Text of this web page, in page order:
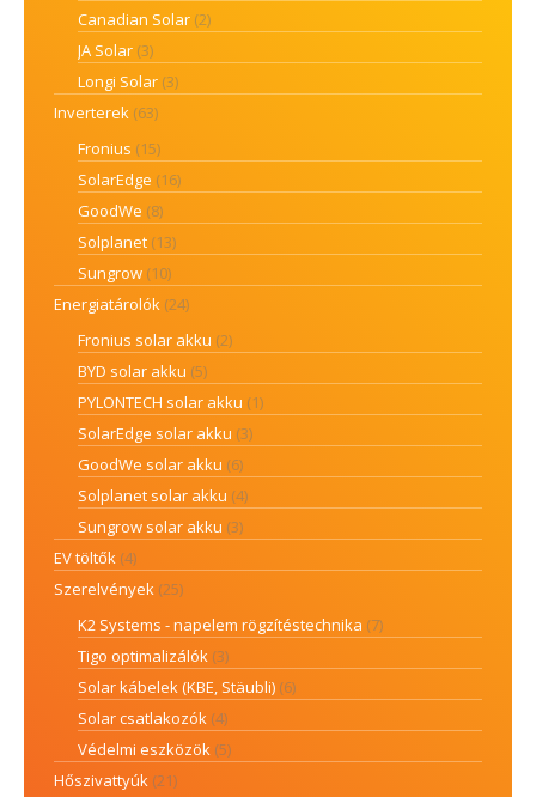
Canadian Solar (2)
JA Solar (3)
Longi Solar (3)
Inverterek (63)
Fronius (15)
SolarEdge (16)
GoodWe (8)
Solplanet (13)
Sungrow (10)
Energiatárolók (24)
Fronius solar akku (2)
BYD solar akku (5)
PYLONTECH solar akku (1)
SolarEdge solar akku (3)
GoodWe solar akku (6)
Solplanet solar akku (4)
Sungrow solar akku (3)
EV töltők (4)
Szerelvények (25)
K2 Systems - napelem rögzítéstechnika (7)
Tigo optimalizálók (3)
Solar kábelek (KBE, Stäubli) (6)
Solar csatlakozók (4)
Védelmi eszközök (5)
Hőszivattyúk (21)